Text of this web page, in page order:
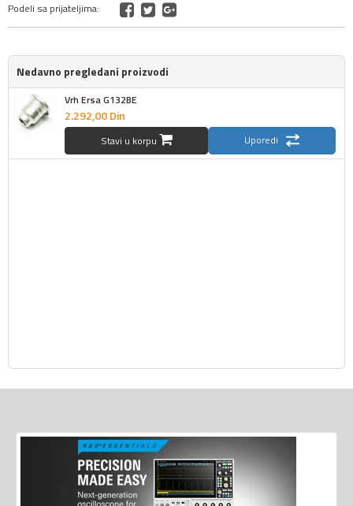
Podeli sa prijateljima:
Nedavno pregledani proizvodi
Vrh Ersa G132BE
2.292,00Din
Stavi u korpu Uporedi